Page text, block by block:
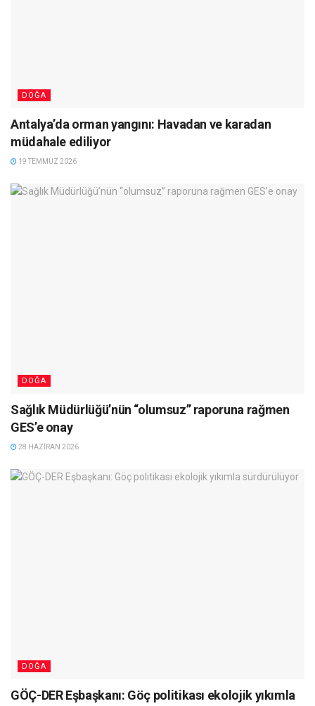
DOĞA
Antalya’da orman yangını: Havadan ve karadan
müdahale ediliyor
19 TEMMUZ 2026
DOĞA
Sağlık Müdürlüğü’nün “olumsuz” raporuna rağmen
GES’e onay
28 HAZIRAN 2026
DOĞA
GÖÇ-DER Eşbaşkanı: Göç politikası ekolojik yıkımla